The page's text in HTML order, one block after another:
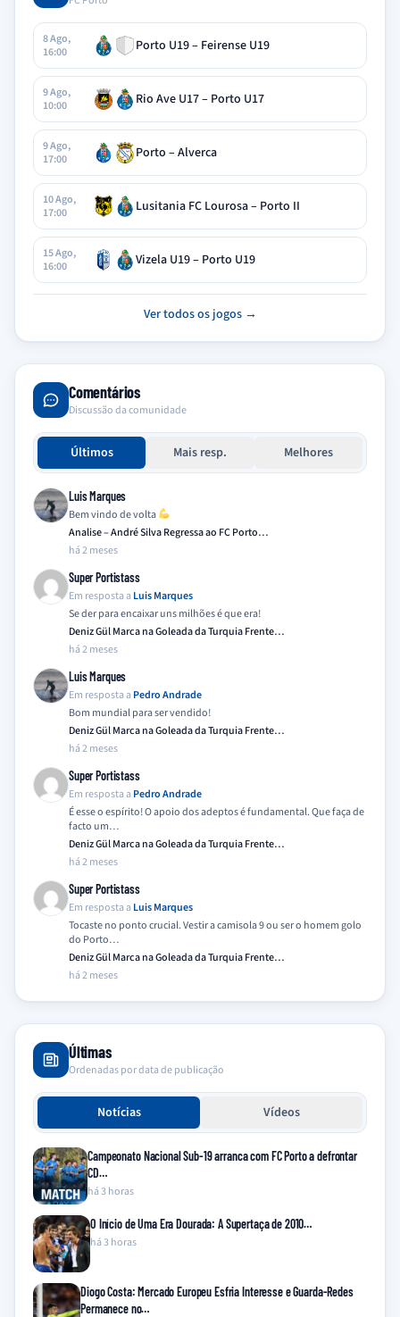
8 Ago,
16:00
Porto U19 – Feirense U19
9 Ago,
10:00
Rio Ave U17 – Porto U17
9 Ago,
17:00
Porto – Alverca
10 Ago,
17:00
Lusitania FC Lourosa – Porto II
15 Ago,
16:00
Vizela U19 – Porto U19
Ver todos os jogos →
Comentários
Discussão da comunidade
Últimos Mais resp. Melhores
Luis Marques
Bem vindo de volta
Analise – André Silva Regressa ao FC Porto…
há 2 meses
Super Portistass
Em resposta a Luis Marques
Se der para encaixar uns milhões é que era!
Deniz Gül Marca na Goleada da Turquia Frente…
há 2 meses
Luis Marques
Em resposta a Pedro Andrade
Bom mundial para ser vendido!
Deniz Gül Marca na Goleada da Turquia Frente…
há 2 meses
Super Portistass
Em resposta a Pedro Andrade
É esse o espírito! O apoio dos adeptos é fundamental. Que faça de
facto um…
Deniz Gül Marca na Goleada da Turquia Frente…
há 2 meses
Super Portistass
Em resposta a Luis Marques
Tocaste no ponto crucial. Vestir a camisola 9 ou ser o homem golo
do Porto…
Deniz Gül Marca na Goleada da Turquia Frente…
há 2 meses
Últimas
Ordenadas por data de publicação
Notícias Vídeos
Campeonato Nacional Sub-19 arranca com FC Porto a defrontar
CD…
há 3 horas
O Início de Uma Era Dourada: A Supertaça de 2010…
há 3 horas
Diogo Costa: Mercado Europeu Esfria Interesse e Guarda-Redes
Permanece no…